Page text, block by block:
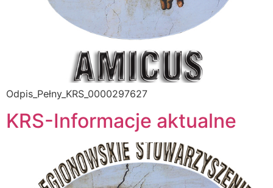
Odpis_Pełny_KRS_0000297627
KRS-Informacje aktualne